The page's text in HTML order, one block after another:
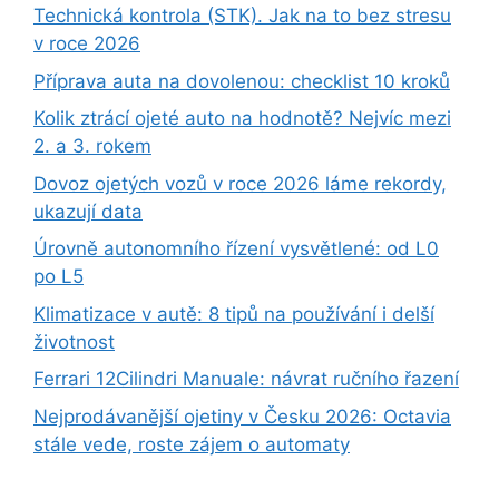
Technická kontrola (STK). Jak na to bez stresu
v roce 2026
Příprava auta na dovolenou: checklist 10 kroků
Kolik ztrácí ojeté auto na hodnotě? Nejvíc mezi
2. a 3. rokem
Dovoz ojetých vozů v roce 2026 láme rekordy,
ukazují data
Úrovně autonomního řízení vysvětlené: od L0
po L5
Klimatizace v autě: 8 tipů na používání i delší
životnost
Ferrari 12Cilindri Manuale: návrat ručního řazení
Nejprodávanější ojetiny v Česku 2026: Octavia
stále vede, roste zájem o automaty